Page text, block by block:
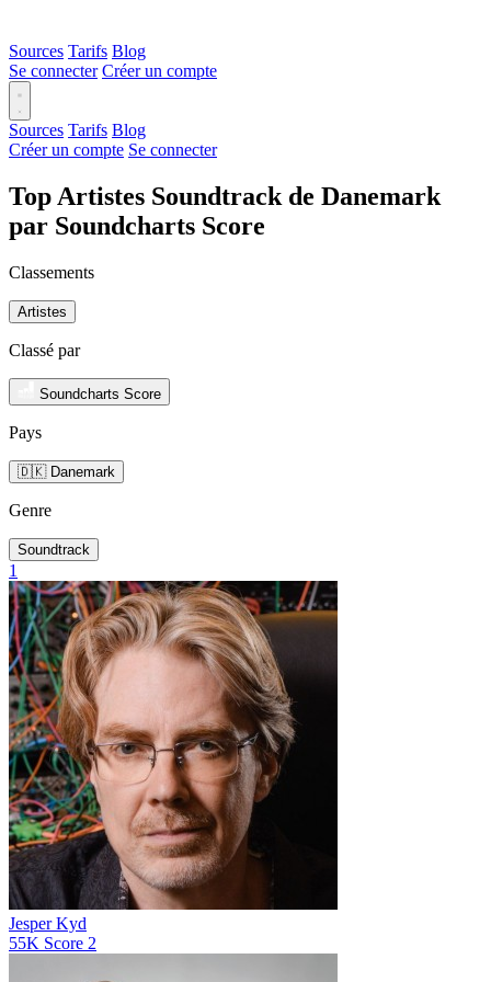
Sources Tarifs Blog
Se connecter Créer un compte
Sources Tarifs Blog
Créer un compte Se connecter
Top Artistes Soundtrack de Danemark
par Soundcharts Score
Classements
Artistes
Classé par
Soundcharts Score
Pays
🇩🇰 Danemark
Genre
Soundtrack
1
Jesper Kyd
55K Score 2